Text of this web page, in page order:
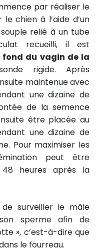
par réaliser le
chien à l’aide d’un
relié à un tube
recueilli, il est
fond du vagin de la
rigide. Après
maintenue avec
une dizaine de
de la semence
être placée au
une dizaine de
Pour maximiser les
peut être
heures après la
surveiller le mâle
sperme afin de
», c’est-à-dire que
le fourreau.